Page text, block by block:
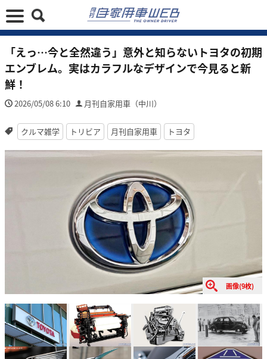
「えっ…今と全然違う」意外と知らないトヨタの初期
エンブレム。実はカラフルなデザインで今見ると新
鮮！
2026/05/08 6:10 月刊自家用車（中川）
クルマ雑学 トリビア 月刊自家用車 トヨタ
画像(9枚)